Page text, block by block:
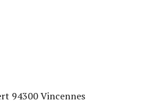
94300 Vincennes